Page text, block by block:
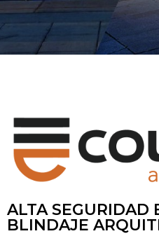
ALTA SEGURIDAD
BLINDAJE